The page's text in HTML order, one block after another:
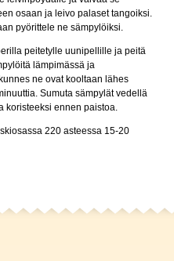
osaan ja leivo palaset tangoiksi.
pyörittele ne sämpylöiksi.
peitetylle uunipellille ja peitä
lämpimässä ja
ne ovat kooltaan lähes
Sumuta sämpylät vedellä
koristeeksi ennen paistoa.
220 asteessa 15-20